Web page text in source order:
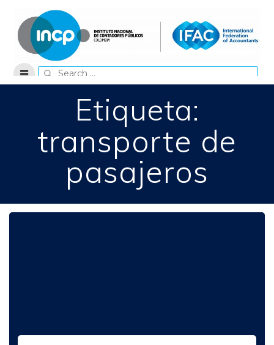
content
Search
for:
Etiqueta:
transporte de
pasajeros